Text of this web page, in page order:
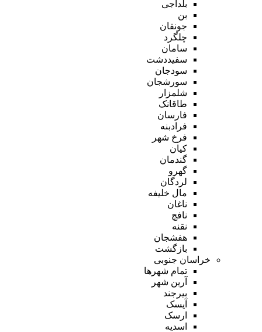
بلداجی
بن
جونقان
چلگرد
سامان
سفیددشت
سودجان
سورشجان
شلمزار
طاقانک
فارسان
فرادبنه
فرخ شهر
کیان
گندمان
گهرو
لردگان
مال خلیفه
ناغان
نافچ
نقنه
هفشجان
بازگشت
خراسان جنوبی
تمام شهر‌ها
آرین شهر
بیرجند
آیسک
ارسک
اسدیه